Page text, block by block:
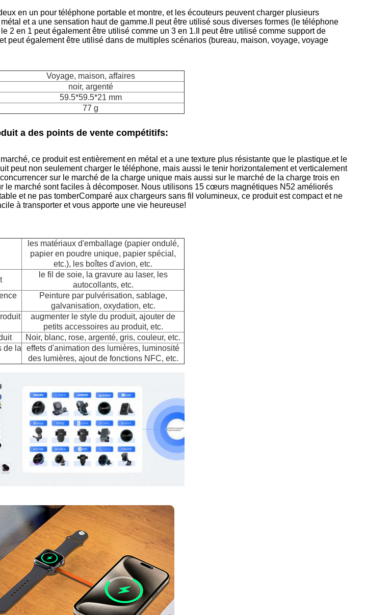
en un pour téléphone portable et montre, et les écouteurs peuvent charger plusieurs
et a une sensation haut de gamme.Il peut être utilisé sous diverses formes (le téléphone
2 en 1 peut également être utilisé comme un 3 en 1.Il peut être utilisé comme support de
peut également être utilisé dans de multiples scénarios (bureau, maison, voyage, voyage
Voyage, maison, affaires
noir, argenté
59.5*59.5*21 mm
77 g
a des points de vente compétitifs:
ce produit est entièrement en métal et a une texture plus résistante que le plastique.et le
peut non seulement charger le téléphone, mais aussi le tenir horizontalement et verticalement
sur le marché de la charge unique mais aussi sur le marché de la charge trois en
le marché sont faciles à décomposer. Nous utilisons 15 cœurs magnétiques N52 améliorés
et ne pas tomberComparé aux chargeurs sans fil volumineux, ce produit est compact et ne
à transporter et vous apporte une vie heureuse!
les matériaux d'emballage (papier ondulé,
papier en poudre unique, papier spécial,
etc.), les boîtes d'avion, etc.
le fil de soie, la gravure au laser, les
autocollants, etc.
Peinture par pulvérisation, sablage,
galvanisation, oxydation, etc.
augmenter le style du produit, ajouter de
petits accessoires au produit, etc.
Noir, blanc, rose, argenté, gris, couleur, etc.
de la
effets d'animation des lumières, luminosité
des lumières, ajout de fonctions NFC, etc.